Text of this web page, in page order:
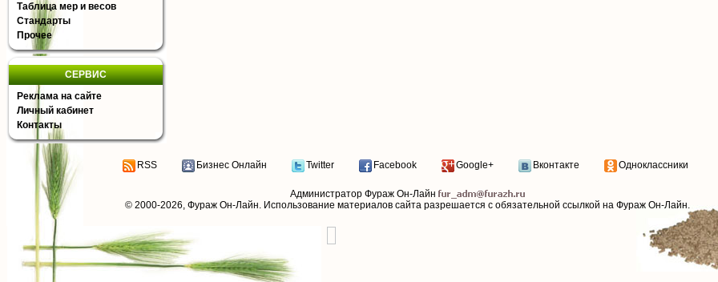
Таблица мер и весов
Стандарты
Прочее
СЕРВИС
Реклама на сайте
Личный кабинет
Контакты
RSS Бизнес Онлайн Twitter Facebook Google+ Вконтакте Одноклассники
Администратор Фураж Он-Лайн
© 2000-2026, Фураж Он-Лайн. Использование материалов сайта разрешается с обязательной ссылкой на Фураж Он-Лайн.